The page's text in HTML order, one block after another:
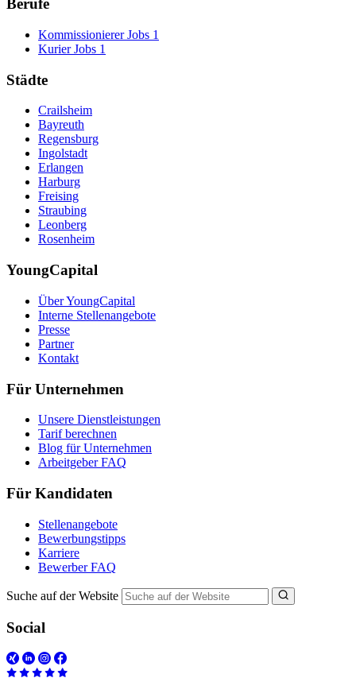
Berufe
Kommissionierer Jobs 1
Kurier Jobs 1
Städte
Crailsheim
Bayreuth
Regensburg
Ingolstadt
Erlangen
Harburg
Freising
Straubing
Leonberg
Rosenheim
YoungCapital
Über YoungCapital
Interne Stellenangebote
Presse
Partner
Kontakt
Für Unternehmen
Unsere Dienstleistungen
Tarif berechnen
Blog für Unternehmen
Arbeitgeber FAQ
Für Kandidaten
Stellenangebote
Bewerbungstipps
Karriere
Bewerber FAQ
Suche auf der Website
Social